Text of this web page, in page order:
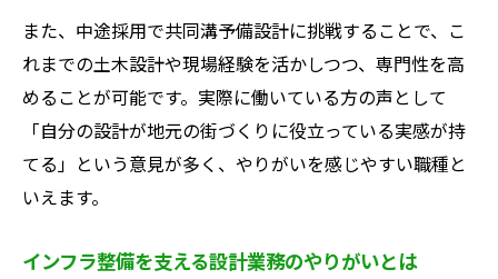
また、中途採用で共同溝予備設計に挑戦することで、こ
れまでの土木設計や現場経験を活かしつつ、専門性を高
めることが可能です。実際に働いている方の声として
「自分の設計が地元の街づくりに役立っている実感が持
てる」という意見が多く、やりがいを感じやすい職種と
いえます。
インフラ整備を支える設計業務のやりがいとは